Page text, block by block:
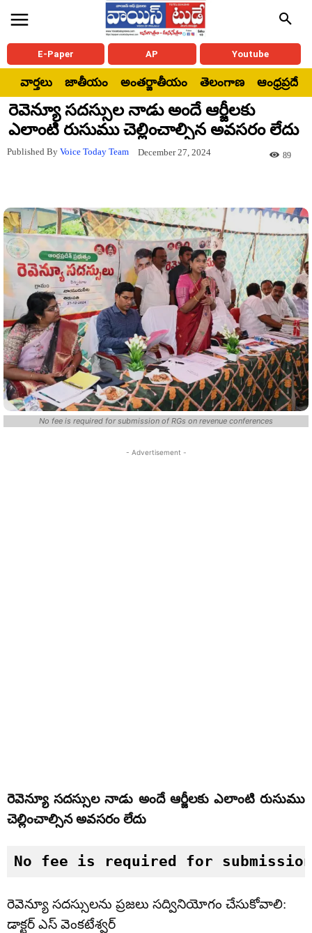
E-Paper AP Youtube
వార్తలు జాతీయం అంతర్జాతీయం తెలంగాణ ఆంధ్రప్రదేశ్
రెవెన్యూ సదస్సుల నాడు అందే ఆర్జీలకు
ఎలాంటి రుసుము చెల్లించాల్సిన అవసరం లేదు
Published By Voice Today Team December 27, 2024 89
No fee is required for submission of RGs on revenue conferences
- Advertisement -
రెవెన్యూ సదస్సుల నాడు అందే ఆర్జీలకు ఎలాంటి రుసుము
చెల్లించాల్సిన అవసరం లేదు
No fee is required for submission
రెవెన్యూ సదస్సులను ప్రజలు సద్వినియోగం చేసుకోవాలి:
డాక్టర్ ఎస్ వెంకటేశ్వర్